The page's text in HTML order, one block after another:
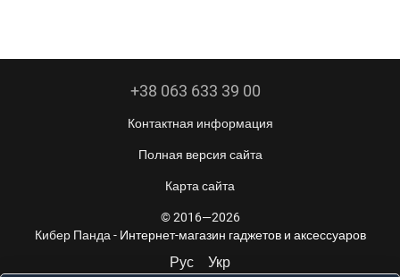
+38 063 633 39 00
Контактная информация
Полная версия сайта
Карта сайта
© 2016—2026
Кибер Панда - Интернет-магазин гаджетов и аксессуаров
Рус Укр